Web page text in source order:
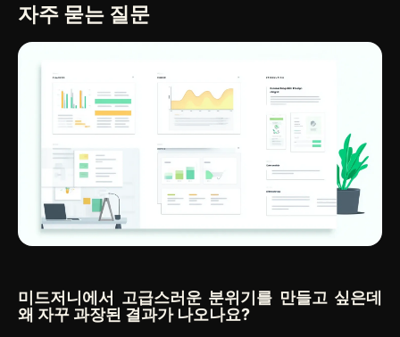
자주 묻는 질문
미드저니에서 고급스러운 분위기를 만들고 싶은데
왜 자꾸 과장된 결과가 나오나요?